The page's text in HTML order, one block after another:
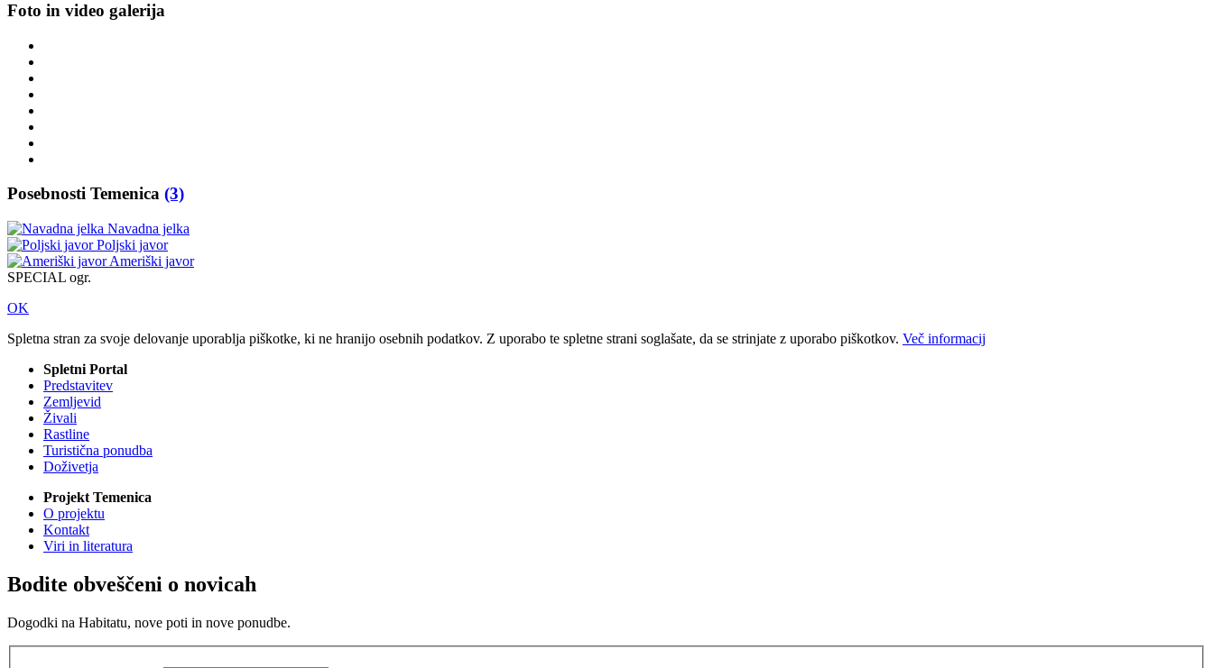
Foto in video galerija
Posebnosti Temenica (3)
Navadna jelka
Poljski javor
Ameriški javor
SPECIAL ogr.
OK
Spletna stran za svoje delovanje uporablja piškotke, ki ne hranijo osebnih podatkov. Z uporabo te spletne strani soglašate, da se strinjate z uporabo piškotkov. Več informacij
Spletni Portal
Predstavitev
Zemljevid
Živali
Rastline
Turistična ponudba
Doživetja
Projekt Temenica
O projektu
Kontakt
Viri in literatura
Bodite obveščeni o novicah
Dogodki na Habitatu, nove poti in nove ponudbe.